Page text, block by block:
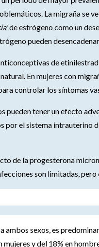
La migraña se
de estrógeno como un
pueden
de
En mujeres con
controlar los síntomas
pueden tener un efecto
por el sistema intrauterino
de la progesterona
son limitadas,
ambos sexos, es
mujeres y del 18% en